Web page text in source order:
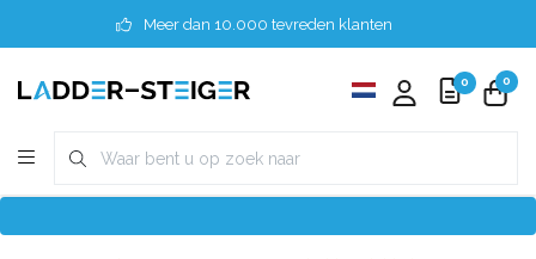
Meer dan 10.000 tevreden klanten
0 0